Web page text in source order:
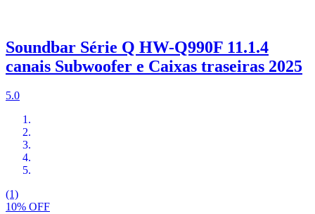
Soundbar Série Q HW-Q990F 11.1.4
canais Subwoofer e Caixas traseiras 2025
5.0
(1)
10% OFF